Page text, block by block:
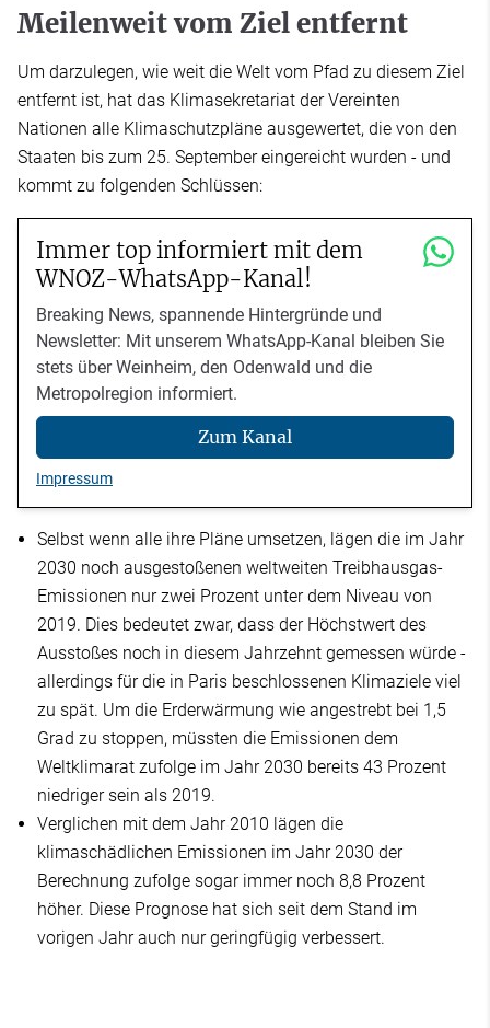
Meilenweit vom Ziel entfernt
Um darzulegen, wie weit die Welt vom Pfad zu diesem Ziel
entfernt ist, hat das Klimasekretariat der Vereinten
Nationen alle Klimaschutzpläne ausgewertet, die von den
Staaten bis zum 25. September eingereicht wurden - und
kommt zu folgenden Schlüssen:
Immer top informiert mit dem
WNOZ-WhatsApp-Kanal!
Breaking News, spannende Hintergründe und
Newsletter: Mit unserem WhatsApp-Kanal bleiben Sie
stets über Weinheim, den Odenwald und die
Metropolregion informiert.
Zum Kanal
Impressum
Selbst wenn alle ihre Pläne umsetzen, lägen die im Jahr
2030 noch ausgestoßenen weltweiten Treibhausgas-
Emissionen nur zwei Prozent unter dem Niveau von
2019. Dies bedeutet zwar, dass der Höchstwert des
Ausstoßes noch in diesem Jahrzehnt gemessen würde -
allerdings für die in Paris beschlossenen Klimaziele viel
zu spät. Um die Erderwärmung wie angestrebt bei 1,5
Grad zu stoppen, müssten die Emissionen dem
Weltklimarat zufolge im Jahr 2030 bereits 43 Prozent
niedriger sein als 2019.
Verglichen mit dem Jahr 2010 lägen die
klimaschädlichen Emissionen im Jahr 2030 der
Berechnung zufolge sogar immer noch 8,8 Prozent
höher. Diese Prognose hat sich seit dem Stand im
vorigen Jahr auch nur geringfügig verbessert.